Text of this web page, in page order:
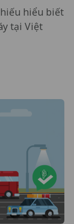
hiểu biết
tại Việt